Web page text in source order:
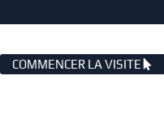
COMMENCER LA VISITE